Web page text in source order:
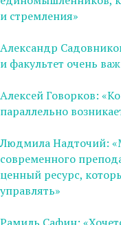
и стремления»
Александр
и факультет очень
Алексей Говорков:
параллельно
Людмила Надточий:
современного
ценный ресурс,
управлять»